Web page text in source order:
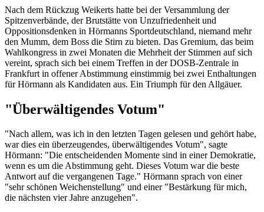
Nach dem Rückzug Weikerts hatte bei der Versammlung der
Spitzenverbände, der Brutstätte von Unzufriedenheit und
Oppositionsdenken in Hörmanns Sportdeutschland, niemand mehr
den Mumm, dem Boss die Stirn zu bieten. Das Gremium, das beim
Wahlkongress in zwei Monaten die Mehrheit der Stimmen auf sich
vereint, sprach sich bei einem Treffen in der DOSB-Zentrale in
Frankfurt in offener Abstimmung einstimmig bei zwei Enthaltungen
für Hörmann als Kandidaten aus. Ein Triumph für den Allgäuer.
"Überwältigendes Votum"
"Nach allem, was ich in den letzten Tagen gelesen und gehört habe,
war dies ein überzeugendes, überwältigendes Votum", sagte
Hörmann: "Die entscheidenden Momente sind in einer Demokratie,
wenn es um die Abstimmung geht. Dieses Votum war die beste
Antwort auf die vergangenen Tage." Hörmann sprach von einer
"sehr schönen Weichenstellung" und einer "Bestärkung für mich,
die nächsten vier Jahre anzugehen".